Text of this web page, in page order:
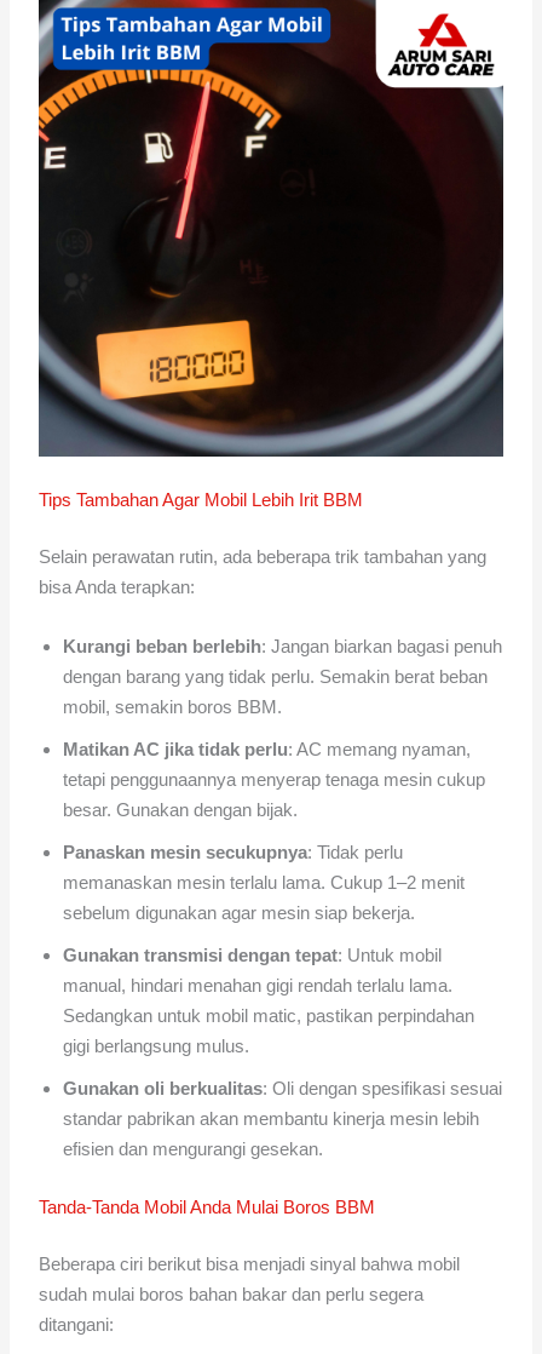
Tips Tambahan Agar Mobil Lebih Irit BBM
Selain perawatan rutin, ada beberapa trik tambahan yang
bisa Anda terapkan:
Kurangi beban berlebih: Jangan biarkan bagasi penuh
dengan barang yang tidak perlu. Semakin berat beban
mobil, semakin boros BBM.
Matikan AC jika tidak perlu: AC memang nyaman,
tetapi penggunaannya menyerap tenaga mesin cukup
besar. Gunakan dengan bijak.
Panaskan mesin secukupnya: Tidak perlu
memanaskan mesin terlalu lama. Cukup 1–2 menit
sebelum digunakan agar mesin siap bekerja.
Gunakan transmisi dengan tepat: Untuk mobil
manual, hindari menahan gigi rendah terlalu lama.
Sedangkan untuk mobil matic, pastikan perpindahan
gigi berlangsung mulus.
Gunakan oli berkualitas: Oli dengan spesifikasi sesuai
standar pabrikan akan membantu kinerja mesin lebih
efisien dan mengurangi gesekan.
Tanda-Tanda Mobil Anda Mulai Boros BBM
Beberapa ciri berikut bisa menjadi sinyal bahwa mobil
sudah mulai boros bahan bakar dan perlu segera
ditangani: